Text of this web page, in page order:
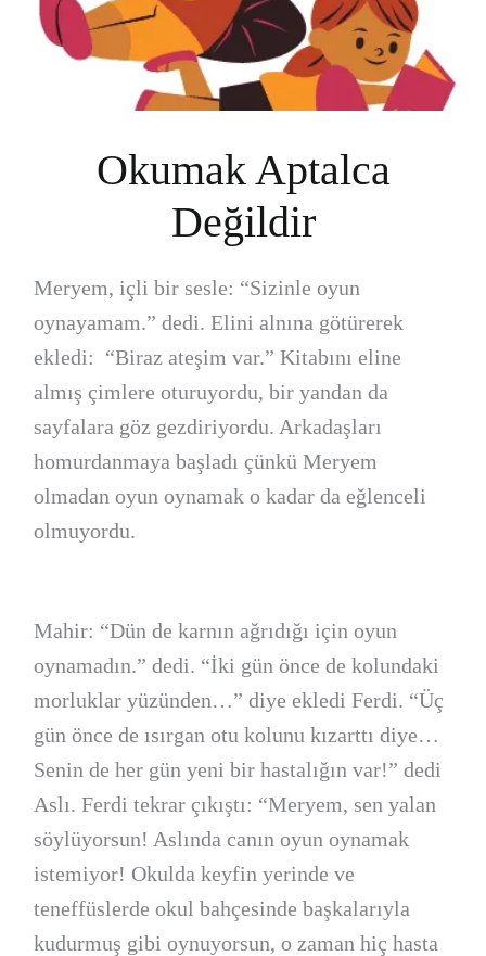
Okumak Aptalca
Değildir
Meryem, içli bir sesle: “Sizinle oyun
oynayamam.” dedi. Elini alnına götürerek
ekledi: “Biraz ateşim var.” Kitabını eline
almış çimlere oturuyordu, bir yandan da
sayfalara göz gezdiriyordu. Arkadaşları
homurdanmaya başladı çünkü Meryem
olmadan oyun oynamak o kadar da eğlenceli
olmuyordu.
Mahir: “Dün de karnın ağrıdığı için oyun
oynamadın.” dedi. “İki gün önce de kolundaki
morluklar yüzünden…” diye ekledi Ferdi. “Üç
gün önce de ısırgan otu kolunu kızarttı diye…
Senin de her gün yeni bir hastalığın var!” dedi
Aslı. Ferdi tekrar çıkıştı: “Meryem, sen yalan
söylüyorsun! Aslında canın oyun oynamak
istemiyor! Okulda keyfin yerinde ve
teneffüslerde okul bahçesinde başkalarıyla
kudurmuş gibi oynuyorsun, o zaman hiç hasta